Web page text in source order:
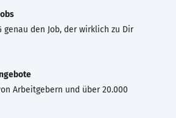
genau den Job, der wirklich zu Dir
Arbeitgebern und über 20.000